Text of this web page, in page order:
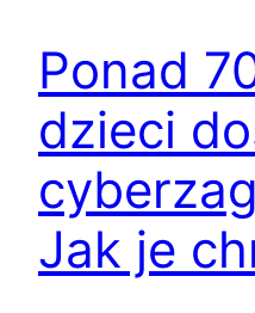
Ponad
dzieci
Jak je